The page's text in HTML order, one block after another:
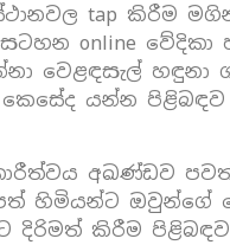
tap කිරීම
online
වෙළඳසැල්
යන්න
අඛණ්ඩව
හිමියන්ට ඔවුන්ගේ
දිරිමත් කිරීම